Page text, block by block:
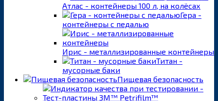
Атлас - контейнеры 100 л, на колёсах
Гера -
контейнеры с педалью
Ирис - металлизированные контейнеры
Титан -
мусорные баки
Пищевая безопасность